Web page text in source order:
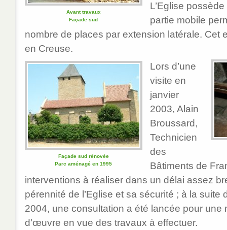
Avant travaux
Façade sud
L’Eglise
partie mobile
nombre de places par extension latérale. Cet
en Creuse.
Façade sud rénovée
Parc aménagé en 1995
Lors d’une
visite en
janvier
2003, Alain
Broussard,
Technicien
des
Bâtiments de
interventions à réaliser dans un délai assez
pérennité de l’Eglise et sa sécurité ; à la suite
2004, une consultation a été lancée pour une
d’œuvre en vue des travaux à effectuer.